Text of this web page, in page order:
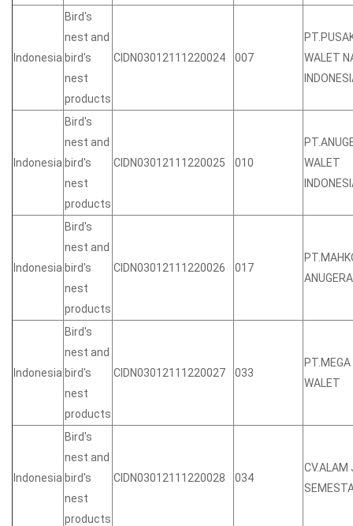
Indonesia
Bird's
nest and
bird's
nest
products
CIDN03012111220024 007
WALET
Indonesia
Bird's
nest and
bird's
nest
products
CIDN03012111220025 010
WALET
Indonesia
Bird's
nest and
bird's
nest
products
CIDN03012111220026 017
Indonesia
Bird's
nest and
bird's
nest
products
CIDN03012111220027 033
WALET
Indonesia
Bird's
nest and
bird's
nest
products
CIDN03012111220028 034
CV.ALAM